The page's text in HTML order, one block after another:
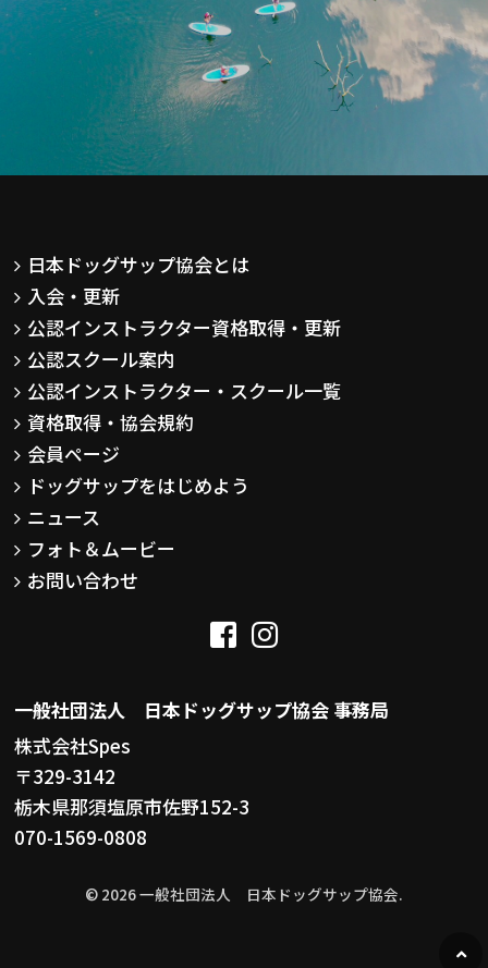
日本ドッグサップ協会とは
入会・更新
公認インストラクター資格取得・更新
公認スクール案内
公認インストラクター・スクール一覧
資格取得・協会規約
会員ページ
ドッグサップをはじめよう
ニュース
フォト＆ムービー
お問い合わせ
一般社団法人 日本ドッグサップ協会 事務局
株式会社Spes
〒329-3142
栃木県那須塩原市佐野152-3
070-1569-0808
© 2026 一般社団法人 日本ドッグサップ協会.